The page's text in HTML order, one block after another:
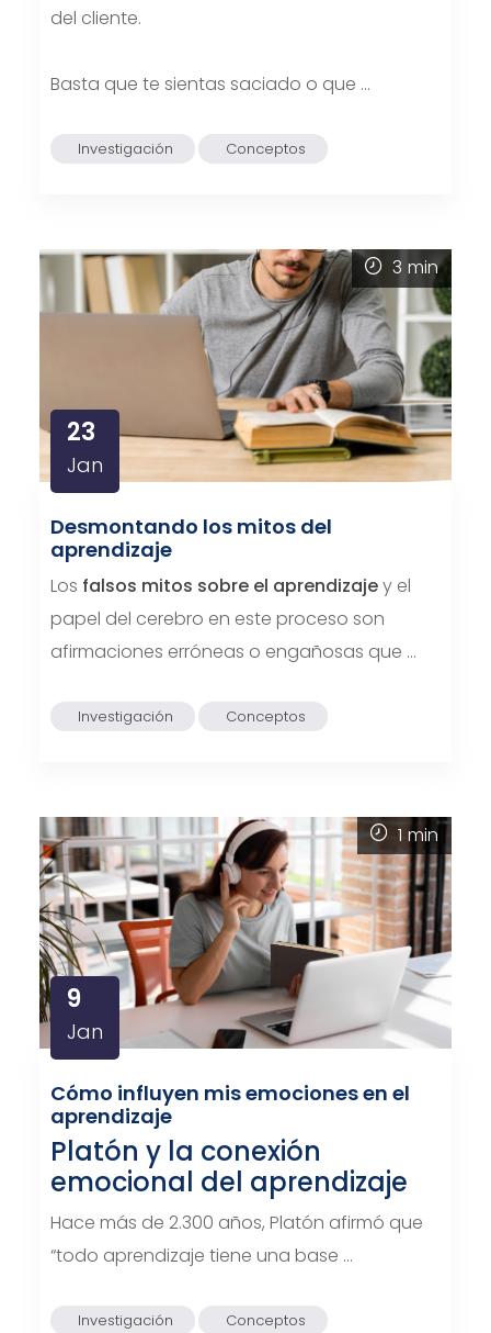
del cliente.
Basta que te sientas saciado o que …
Investigación Conceptos
23
Jan
3 min
Desmontando los mitos del
aprendizaje
Los falsos mitos sobre el aprendizajey el
papel del cerebro en este proceso son
afirmaciones erróneas o engañosas que …
Investigación Conceptos
9
Jan
1 min
Cómo influyen mis emociones en el
aprendizaje
Platón y la conexión
emocional del aprendizaje
Hace más de 2.300 años, Platón afirmó que
“todo aprendizaje tiene una base …
Investigación Conceptos